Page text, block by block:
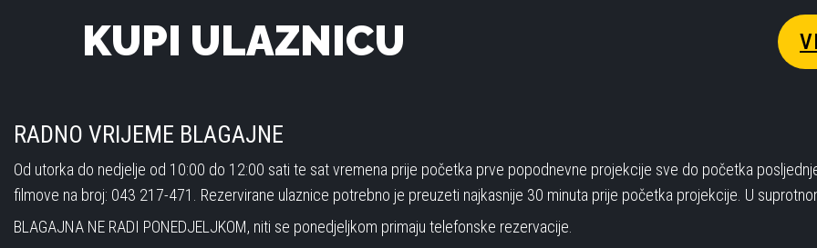
KUPI ULAZNICU
RADNO VRIJEME BLAGAJNE
Od utorka do nedjelje od 10:00 do 12:00 sati te sat vremena prije početka prve popodnevne projekcije sve do početka
filmove na broj: 043 217-471. Rezervirane ulaznice potrebno je preuzeti najkasnije 30 minuta prije početka projekcije. U
BLAGAJNA NE RADI PONEDJELJKOM, niti se ponedjeljkom primaju telefonske rezervacije.